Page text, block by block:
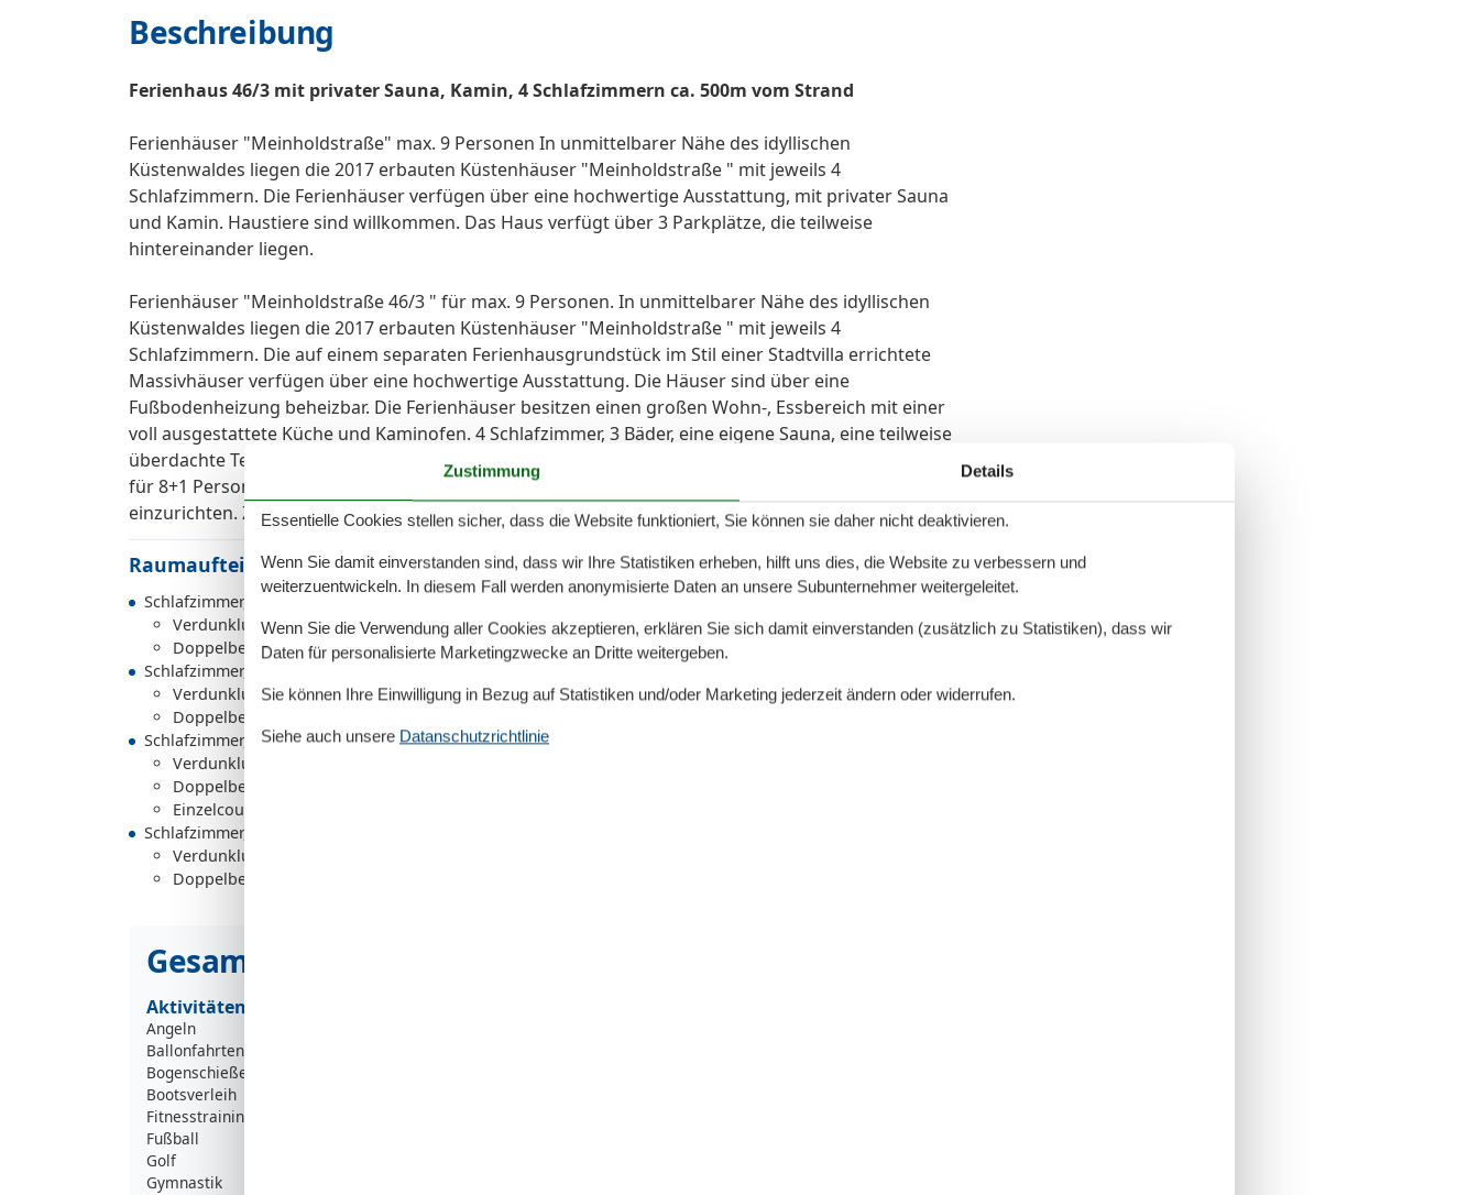
Beschreibung
Ferienhaus 46/3 mit privater Sauna, Kamin, 4 Schlafzimmern ca. 500m vom Strand
Ferienhäuser "Meinholdstraße" max. 9 Personen In unmittelbarer Nähe des idyllischen
Küstenwaldes liegen die 2017 erbauten Küstenhäuser "Meinholdstraße " mit jeweils 4
Schlafzimmern. Die Ferienhäuser verfügen über eine hochwertige Ausstattung, mit privater Sauna
und Kamin. Haustiere sind willkommen. Das Haus verfügt über 3 Parkplätze, die teilweise
hintereinander liegen.
Ferienhäuser "Meinholdstraße 46/3 " für max. 9 Personen. In unmittelbarer Nähe des idyllischen
Küstenwaldes liegen die 2017 erbauten Küstenhäuser "Meinholdstraße " mit jeweils 4
Schlafzimmern. Die auf einem separaten Ferienhausgrundstück im Stil einer Stadtvilla errichtete
Massivhäuser verfügen über eine hochwertige Ausstattung. Die Häuser sind über eine
Fußbodenheizung beheizbar. Die Ferienhäuser besitzen einen großen Wohn-, Essbereich mit einer
voll ausgestattete Küche und Kaminofen. 4 Schlafzimmer, 3 Bäder, eine eigene Sauna, eine teilweise
überdachte Terrasse mit Garten-und Liegemöbeln sowie ein Grillkamin bieten Platz und Komfort
für 8+1 Personen. In einem Schlafzimmer besteht die Möglichkeit eine Aufbettung für die 9. Person
einzurichten. Zum Haus gehören 3, teilweise hintereinanderliegende Parkplätze.
Raumaufteilung
Schlafzimmer, 2 Personen
Verdunklungsvorhänge, Kleiderschrank
Doppelbett (Offenes Fußteil)
Schlafzimmer, 2 Personen
Verdunklungsvorhänge, Kleiderschrank
Doppelbett (Offenes Fußteil)
Schlafzimmer, 3 Personen
Verdunklungsvorhänge, Kleiderschrank
Doppelbett (Offenes Fußteil)
Einzelcouch
Schlafzimmer, 2 Personen
Verdunklungsvorhänge, Kleiderschrank
Doppelbett (Offenes Fußteil)
Gesamte Ausstattung
Aktivitäten
Angeln
Ballonfahrten
Bogenschießen
Bootsverleih
Fitnesstraining
Fußball
Golf
Gymnastik
Zustimmung Details
Essentielle Cookies stellen sicher, dass die Website funktioniert, Sie können sie daher nicht deaktivieren.
Wenn Sie damit einverstanden sind, dass wir Ihre Statistiken erheben, hilft uns dies, die Website zu verbessern und
weiterzuentwickeln. In diesem Fall werden anonymisierte Daten an unsere Subunternehmer weitergeleitet.
Wenn Sie die Verwendung aller Cookies akzeptieren, erklären Sie sich damit einverstanden (zusätzlich zu Statistiken), dass wir
Daten für personalisierte Marketingzwecke an Dritte weitergeben.
Sie können Ihre Einwilligung in Bezug auf Statistiken und/oder Marketing jederzeit ändern oder widerrufen.
Siehe auch unsere Datanschutzrichtlinie